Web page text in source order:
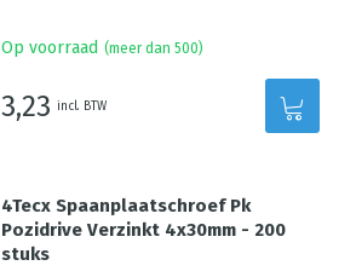
Op voorraad (meer dan 500)
3,23 incl. BTW
4Tecx Spaanplaatschroef Pk
Pozidrive Verzinkt 4x30mm - 200
stuks